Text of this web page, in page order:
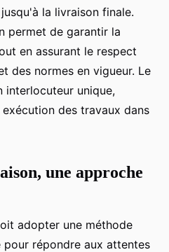
la livraison finale.
permet de garantir la
en assurant le respect
des normes en vigueur. Le
interlocuteur unique,
des travaux dans
une approche
adopter une méthode
pour répondre aux attentes